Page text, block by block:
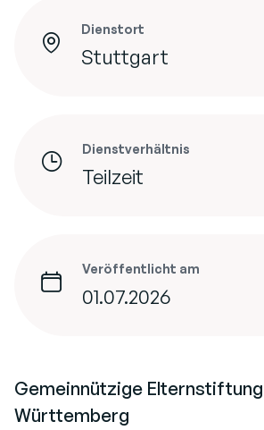
Dienstort
Stuttgart
Dienstverhältnis
Teilzeit
Veröffentlicht am
01.07.2026
Gemeinnützige
Württemberg